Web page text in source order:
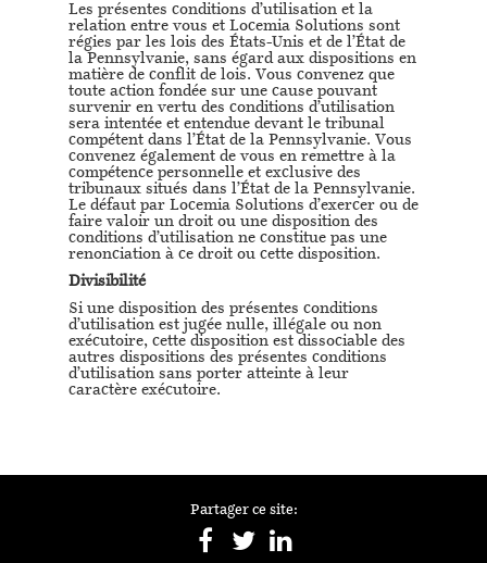
Les présentes conditions d’utilisation et la
relation entre vous et Locemia Solutions sont
régies par les lois des États-Unis et de l’État de
la Pennsylvanie, sans égard aux dispositions en
matière de conflit de lois. Vous convenez que
toute action fondée sur une cause pouvant
survenir en vertu des conditions d’utilisation
sera intentée et entendue devant le tribunal
compétent dans l’État de la Pennsylvanie. Vous
convenez également de vous en remettre à la
compétence personnelle et exclusive des
tribunaux situés dans l’État de la Pennsylvanie.
Le défaut par Locemia Solutions d’exercer ou de
faire valoir un droit ou une disposition des
conditions d’utilisation ne constitue pas une
renonciation à ce droit ou cette disposition.
Divisibilité
Si une disposition des présentes conditions
d’utilisation est jugée nulle, illégale ou non
exécutoire, cette disposition est dissociable des
autres dispositions des présentes conditions
d’utilisation sans porter atteinte à leur
caractère exécutoire.
Partager ce site: